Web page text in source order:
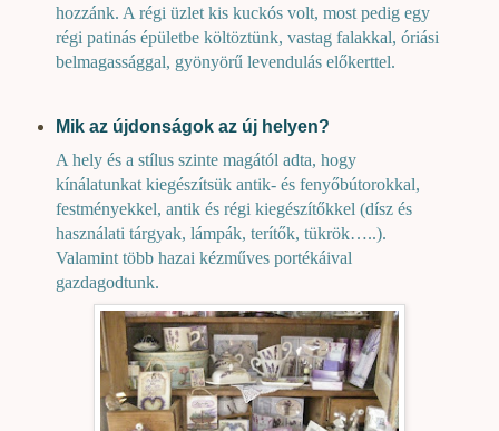
hozzánk. A régi üzlet kis kuckós volt, most pedig egy
régi patinás épületbe költöztünk, vastag falakkal, óriási
belmagassággal, gyönyörű levendulás előkerttel.
Mik az újdonságok az új helyen?
A hely és a stílus szinte magától adta, hogy
kínálatunkat kiegészítsük antik- és fenyőbútorokkal,
festményekkel, antik és régi kiegészítőkkel (dísz és
használati tárgyak, lámpák, terítők, tükrök…..).
Valamint több hazai kézműves portékáival
gazdagodtunk.